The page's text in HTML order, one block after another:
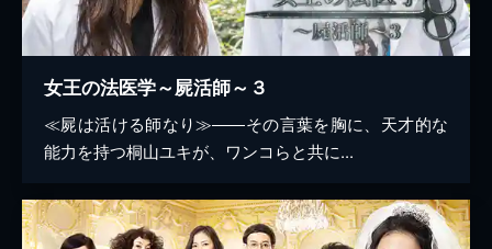
女王の法医学～屍活師～３
≪屍は活ける師なり≫――その言葉を胸に、天才的な
能力を持つ桐山ユキが、ワンコらと共に...